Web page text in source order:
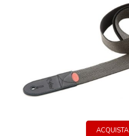
ACQUISTA